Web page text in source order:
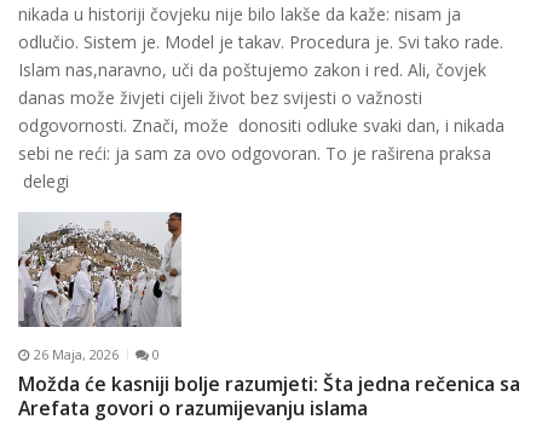
nikada u historiji čovjeku nije bilo lakše da kaže: nisam ja
odlučio. Sistem je. Model je takav. Procedura je. Svi tako rade.
Islam nas,naravno, uči da poštujemo zakon i red. Ali, čovjek
danas može živjeti cijeli život bez svijesti o važnosti
odgovornosti. Znači, može donositi odluke svaki dan, i nikada
sebi ne reći: ja sam za ovo odgovoran. To je raširena praksa
delegi
26 Maja, 2026 0
Možda će kasniji bolje razumjeti: Šta jedna rečenica sa
Arefata govori o razumijevanju islama